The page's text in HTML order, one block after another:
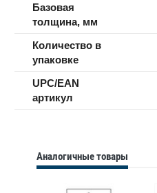
Базовая
толщина, мм
Количество в
упаковке
UPC/EAN
артикул
Аналогичные товары